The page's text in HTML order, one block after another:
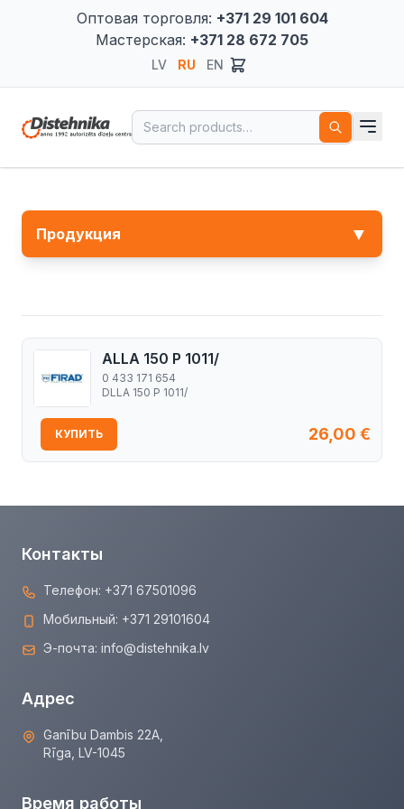
Оптовая торговля: +371 29 101 604
Мастерская: +371 28 672 705
LV RU EN
Search for:
Продукция ▼
ALLA 150 P 1011/
0 433 171 654
DLLA 150 P 1011/
26,00 €
КУПИТЬ
Контакты
Телефон: +371 67501096
Мобильный: +371 29101604
Э-почта: info@distehnika.lv
Адрес
Ganību Dambis 22A,
Rīga, LV-1045
Время работы